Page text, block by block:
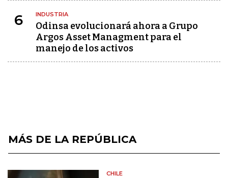
6 INDUSTRIA
Odinsa evolucionará ahora a Grupo
Argos Asset Managment para el
manejo de los activos
MÁS DE LA REPÚBLICA
CHILE